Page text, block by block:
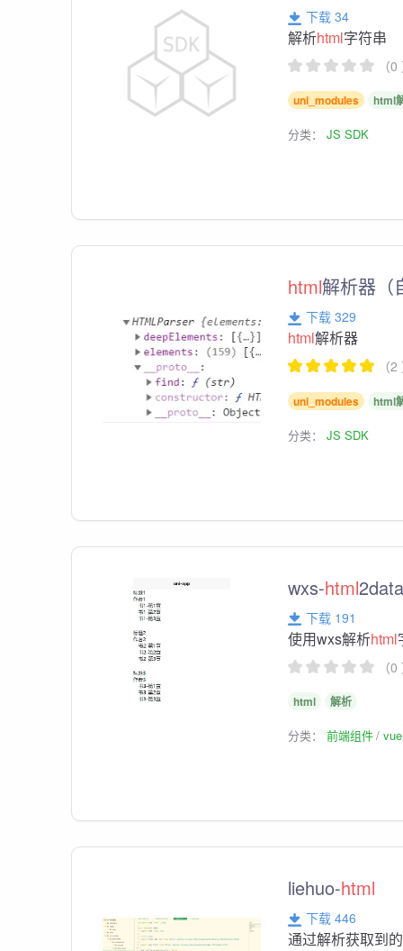
下载 34
解析html字符串
（
uni_modules html
分类：JS SDK
html解析器（
下载 329
html解析器
（
uni_modules html
分类：JS SDK
wxs-html
下载 191
使用wxs解析html
（
html 解析
分类：前端组件
liehuo-html
下载 446
通过解析获取到的